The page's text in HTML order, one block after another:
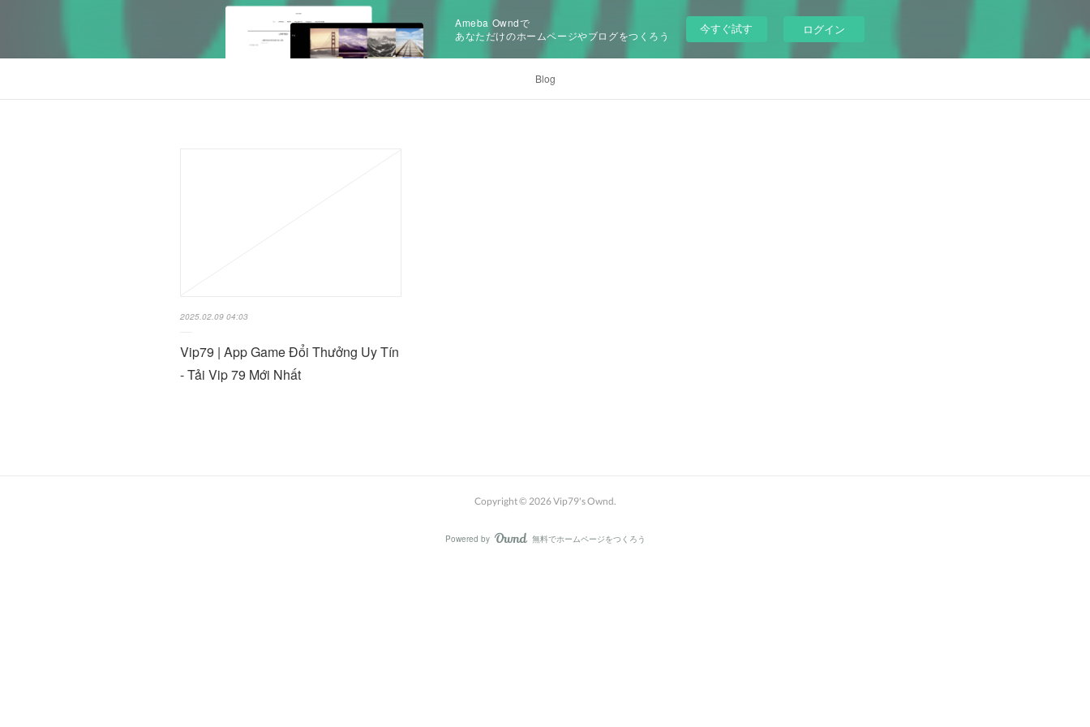
Ameba Owndで
あなただけのホームページやブログをつくろう
今すぐ試す ログイン
Blog
2025.02.09 04:03
Vip79 | App Game Đổi Thưởng Uy Tín
- Tải Vip 79 Mới Nhất
Copyright © 2026Vip79's Ownd.
Powered by AmebaOwnd
無料でホームページをつくろう